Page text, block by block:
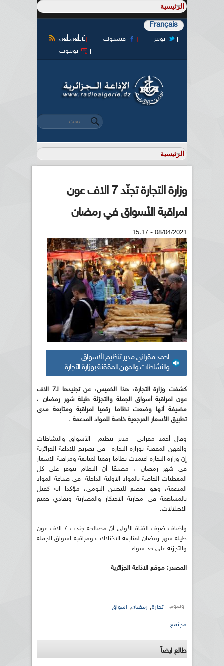
Français
آر أس أس فيسبوك
تويتر
يوتيوب
استمارة البحث
‏بحث ‏
وزارة التجارة تجنّد 7 الاف عون
لمراقبة الأسواق في رمضان
08/04/2021 - 15:17
احمد مقراني مدير تنظيم الأسواق
والنشاطات والمهن المققنة بوزارة التجارة
كشفت وزارة التجارة، هذا الخميس، عن تجنيدها لـ7 الاف
عون لمراقبة أسواق الجملة والتجزئة طيلة شهر رمضان ،
مضيفة أنها وضعت نظاما رقميا لمراقبة ومتابعة مدى
تطبيق الأسعار المرجعية خاصة للمواد المدعمة .
وقال أحمد مقراني مدير تنظيم الأسواق والنشاطات
والمهن المققنة بوزارة التجارة –في تصريح للاذاعة الجزائرية
إنّ وزارة التجارة اعتمدت نظاما رقميا لمتابعة ومراقبة الاسعار
في شهر رمضان ، مضيفًا أنّ النظام يتوفر على كل
المعطيات الخاصة بالمواد الاولية الداخلة في صناعة المواد
المدعمة، وهو يخضع للتحيين اليومي، مؤكدا انه كفيل
بالمساهمة في محاربة الاحتكار والمضاربة وتفادي جميع
الاختلالات.
وأضاف ضيف القناة الأولى أنّ مصالحه جندت 7 الاف عون
طيلة شهر رمضان لمتابعة الاختلالات ومراقبة اسواق الجملة
والتجزئة على حد سواء .
المصدر: موقع الاذاعة الجزائرية
وسوم: تجارة, رمضان, اسواق
مجتمع
طالع ايضاً